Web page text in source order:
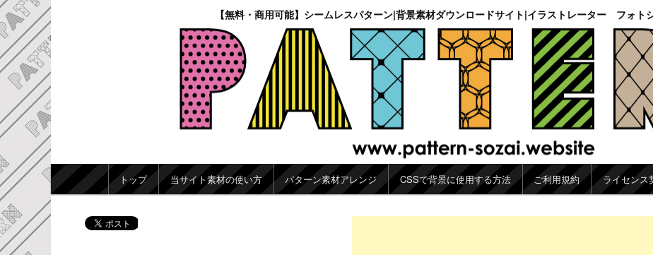
【無料・商用可能】シームレスパターン|背景素材ダウンロードサイト|イラストレーター フォト
メインメニュー
メインコンテンツへ移動
サブコンテンツへ移動
トップ 当サイト素材の使い方 パターン素材アレンジ CSSで背景に使用する方法 ご利用規約 ライセンス